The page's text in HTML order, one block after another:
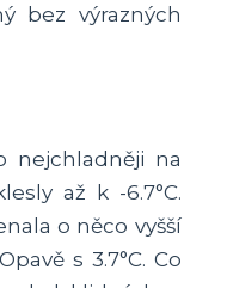
bez výrazných
nejchladněji na
až k -6.7°C.
o něco vyšší
s 3.7°C. Co